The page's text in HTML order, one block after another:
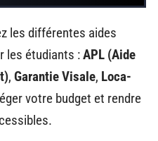
les différentes aides
les étudiants :APL (Aide
, Garantie Visale, Loca-
votre budget et rendre